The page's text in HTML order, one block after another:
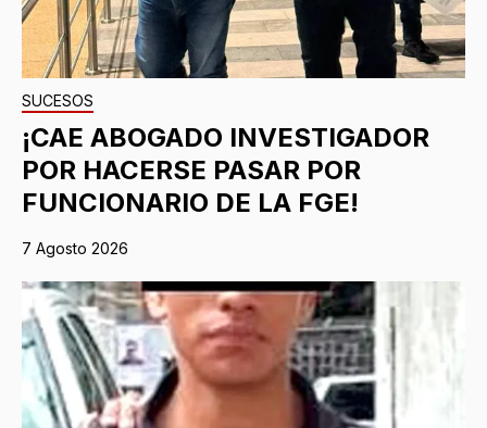
SUCESOS
¡CAE ABOGADO INVESTIGADOR
POR HACERSE PASAR POR
FUNCIONARIO DE LA FGE!
7 Agosto 2026